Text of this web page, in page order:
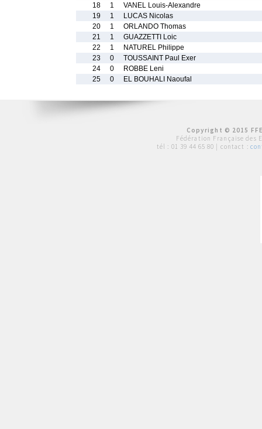
18
1
VANEL Louis-Alexandre
19
1
LUCAS Nicolas
20
1
ORLANDO Thomas
21
1
GUAZZETTI Loic
22
1
NATUREL Philippe
23
0
TOUSSAINT Paul Exer
24
0
ROBBE Leni
25
0 EL BOUHALI Naoufal
Copyright © 2015
Fédération Française des
tél : 01 39 44 65 80 | contact :